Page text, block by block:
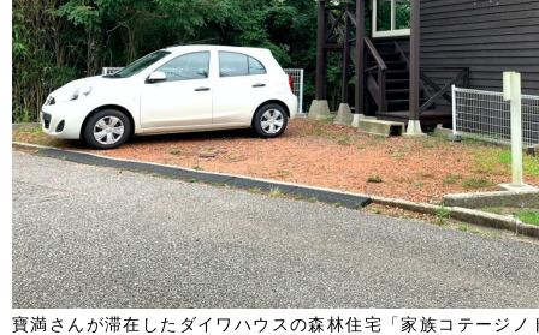
寶満さんが滞在したダイワハウスの森林住宅「家族コテージノ